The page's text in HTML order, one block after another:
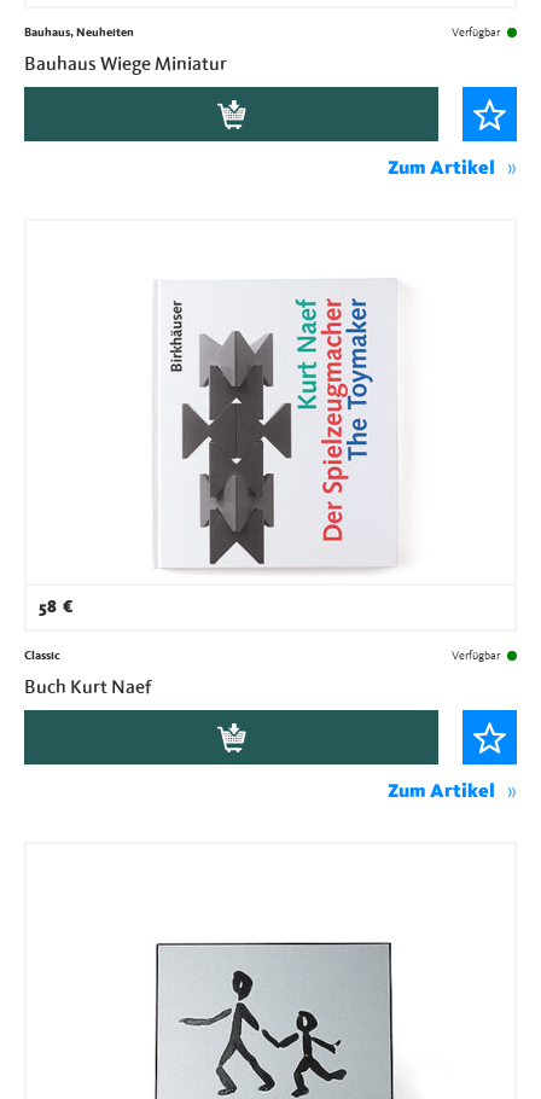
Bauhaus, Neuheiten Verfügbar
Bauhaus Wiege Miniatur
Zum Artikel
58 €
Classic Verfügbar
Buch Kurt Naef
Zum Artikel